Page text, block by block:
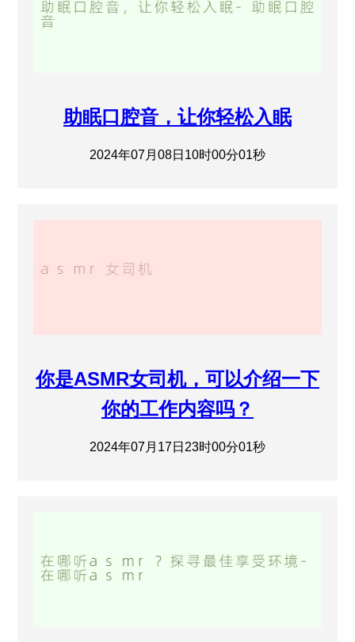
助眠口腔音，让你轻松入眠
2024年07月08日10时00分01秒
你是ASMR女司机，可以介绍一下
你的工作内容吗？
2024年07月17日23时00分01秒